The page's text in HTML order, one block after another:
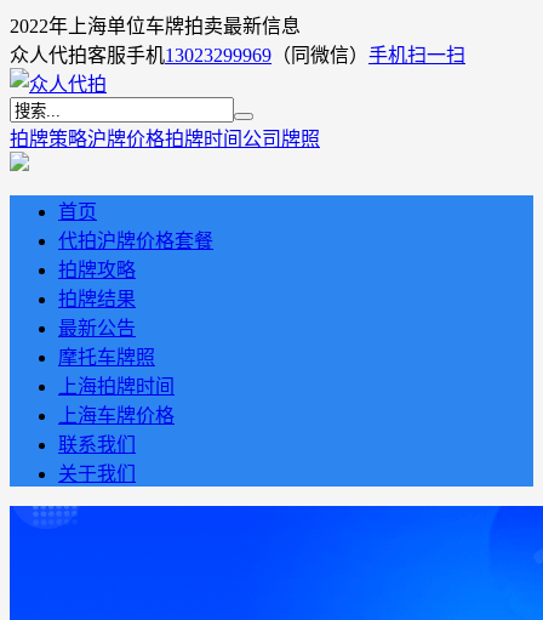
2022年上海单位车牌拍卖最新信息
众人代拍客服手机13023299969 （同微信） 手机扫一扫
拍牌策略沪牌价格拍牌时间 公司牌照
首页
代拍沪牌价格套餐
拍牌攻略
拍牌结果
最新公告
摩托车牌照
上海拍牌时间
上海车牌价格
联系我们
关于我们